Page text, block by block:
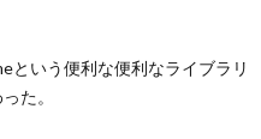
という便利な便利なライブラリ
た。